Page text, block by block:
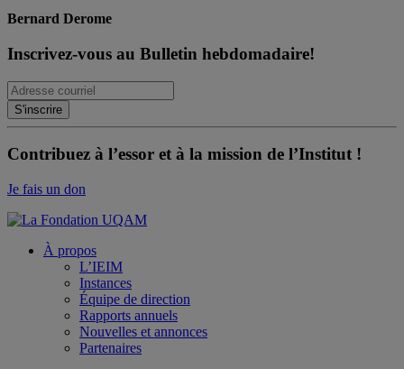
Bernard Derome
Inscrivez-vous au Bulletin hebdomadaire!
Contribuez à l’essor et à la mission de l’Institut !
Je fais un don
À propos
L’IEIM
Instances
Équipe de direction
Rapports annuels
Nouvelles et annonces
Partenaires